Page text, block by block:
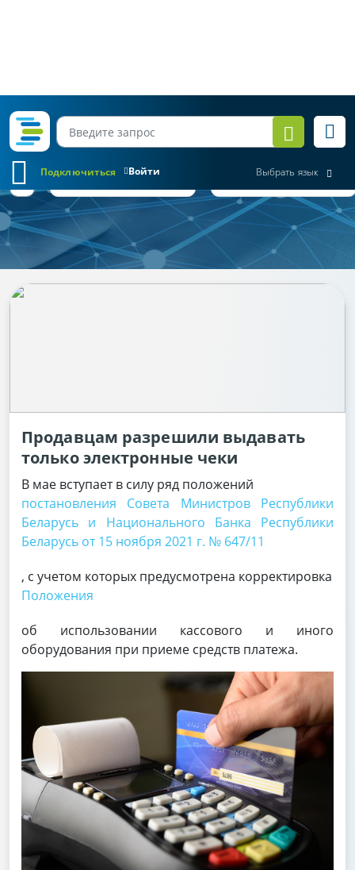
Коротко о важном
Все месяцы
Продавцам разрешили выдавать
только электронные чеки
В мае вступает в силу ряд положений
постановления Совета Министров Республики
Беларусь и Национального Банка Республики
Беларусь от 15 ноября 2021 г. № 647/11
, с учетом которых предусмотрена корректировка
Положения
об использовании кассового и иного
оборудования при приеме средств платежа.